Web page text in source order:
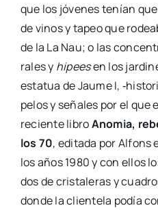
que los jóve­nes tenían
de vinos y tapeo que
de la La Nau; o las
ra­les y hipeesen los
esta­tua de Jau­me I,
pelos y seña­les por el que
recien­te libroAno­mia,
los 70, edi­ta­da por Alfons
los años 1980 y con ellos
dos de cris­ta­le­ras y
don­de la clien­te­la podía